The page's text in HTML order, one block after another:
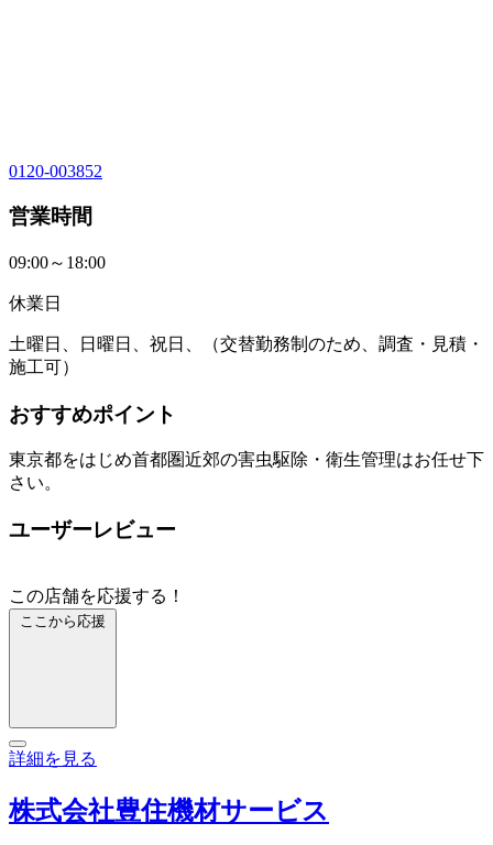
0120-003852
営業時間
09:00～18:00
休業日
土曜日、日曜日、祝日、（交替勤務制のため、調査・見積・
施工可）
おすすめポイント
東京都をはじめ首都圏近郊の害虫駆除・衛生管理はお任せ下
さい。
ユーザーレビュー
この店舗を応援する！
ここから応援
詳細を見る
株式会社豊住機材サービス